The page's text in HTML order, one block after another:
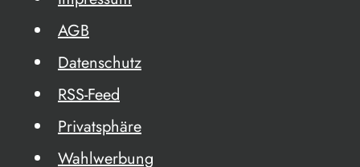
AGB
Datenschutz
RSS-Feed
Privatsphäre
Wahlwerbung